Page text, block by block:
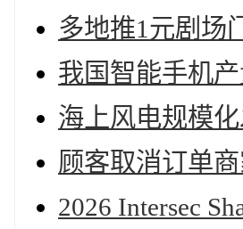
多地推1元剧场
我国智能手机
海上风电规模
顾客取消订单
2026 Intersec